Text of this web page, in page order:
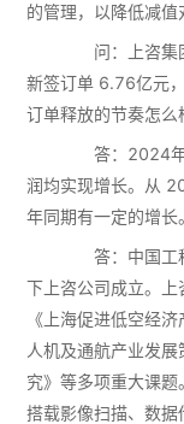
的管理，以降低减值
问：上咨集
新签订单 6.76亿元
订单释放的节奏怎么
答：2024年
润均实现增长。从
年同期有一定的增长。
答：中国工程
下上咨公司成立。
《上海促进低空经
人机及通航产业发
究》等多项重大课
搭载影像扫描、数